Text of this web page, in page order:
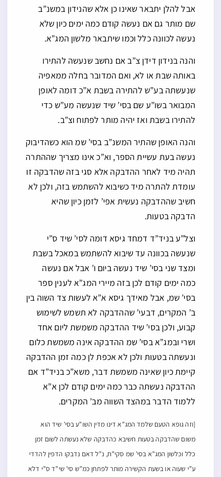
אבל להלן יתבאר שאינו כן אלא שהנידון במשנ”ב
שם מותר גם אם נעשה קודם כמה ימים כיון שלא
נעשה לכוונה כלל וכמו שיתבאר מלשון המג”א.
והנה בנידון דידן צ”ב אם נחשב שנעשה להתירו
באותה שבת או לא, ואם המדובר בחלה ממאפיה
שנעשתה בע”ש להתירה בשבת א”כ דומה לאופן
המבואר בשו”ע שם בסי’ שיד שנעשה מע”ש כדי
להתירו בשבת ואז יהיה מותר לפתוח וצ”ב.
והנה האופן שהתיר המשנ”ב בסי’ שמ הוא כשהדיבוק
נעשה בעת עשיית הספר, וא”כ אינו מצריך שההתרה
תהיה מיד לאחר ההדבקה אלא סגי בזה שהדבקה זו
עומדת להתרה מיד כשיבוא להשתמש בזה, ולכן לא
חשיב שההדבקה נעשית אפי’ לזמן כיון שהיא
הדבקה בטעות.
וצל”ע בניד”ד דמחד גיסא דומה לסי’ שיד ס”י
שנעשה בכוונה עד שיבוא להשתמש במאכל בשבת
ומצד שני בסי’ שיד נעשה ביום ו’ אבל אם נעשה
כמה ימים קודם לכן בזה מיירי המג”א לענין ספר
בסי’ שמ, אבל מאידך גיסא א”א לעשות צד השוה בין
ב’ המקרים, דבעי’ שההדבקה לא תשמש לשימוש
קבוע, ולכן בסי’ שיד ההדבקה משמשת ליום אחד
ושרי ובמג”א בסי’ שמ ההדבקה אינה משמשת כלום
ונעשתה בטעות ולכן לא אכפת לן כמה זמן ההדבקה
קיימת כיון שאינה משמשת דבר, משא”כ בניד”ד אם
ההדבקה נעשתה כבר כמה ימים קודם לכן א”א
ללמוד הדבר במהצד השווה מב’ המקרים.
[וזה גופא הטעם שלמד המג”א דינו מדין השו”ע בסי’ שיד הוא
משום שהדבקה בטעות חשיבא כהדבקה שלא נעשתה לשום זמן
כלל וכלשון המג”א בסי’ שמ סקי”ח, נ”ל דאם נדבקו הדפין להדדי
ע”י שעוה או בשעת הקשירה מותר לפתחן כמ”ש סי’ שי”ד ס”י דלא